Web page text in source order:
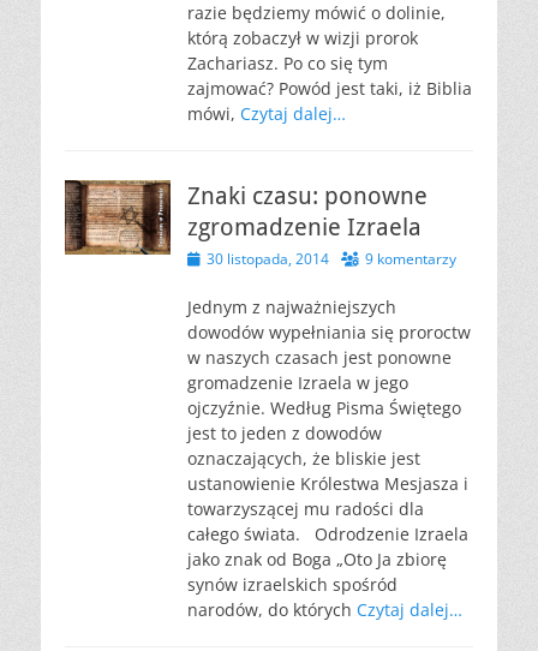
razie będziemy mówić o dolinie,
którą zobaczył w wizji prorok
Zachariasz. Po co się tym
zajmować? Powód jest taki, iż Biblia
mówi, Czytaj dalej…
Znaki czasu: ponowne
zgromadzenie Izraela
Opublikowano
30 listopada, 2014 9 komentarzy
Jednym z najważniejszych
dowodów wypełniania się proroctw
w naszych czasach jest ponowne
gromadzenie Izraela w jego
ojczyźnie. Według Pisma Świętego
jest to jeden z dowodów
oznaczających, że bliskie jest
ustanowienie Królestwa Mesjasza i
towarzyszącej mu radości dla
całego świata. Odrodzenie Izraela
jako znak od Boga „Oto Ja zbiorę
synów izraelskich spośród
narodów, do których Czytaj dalej…